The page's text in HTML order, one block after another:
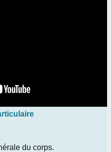
du corps.